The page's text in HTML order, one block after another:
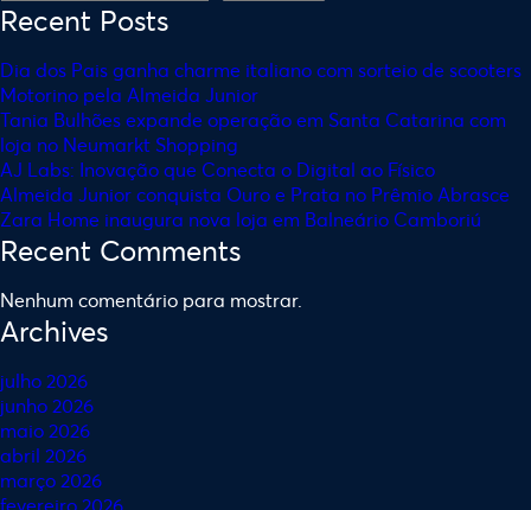
Recent Posts
Dia dos Pais ganha charme italiano com sorteio de scooters
Motorino pela Almeida Junior
Tania Bulhões expande operação em Santa Catarina com
loja no Neumarkt Shopping
AJ Labs: Inovação que Conecta o Digital ao Físico
Almeida Junior conquista Ouro e Prata no Prêmio Abrasce
Zara Home inaugura nova loja em Balneário Camboriú
Recent Comments
Nenhum comentário para mostrar.
Archives
julho 2026
junho 2026
maio 2026
abril 2026
março 2026
fevereiro 2026